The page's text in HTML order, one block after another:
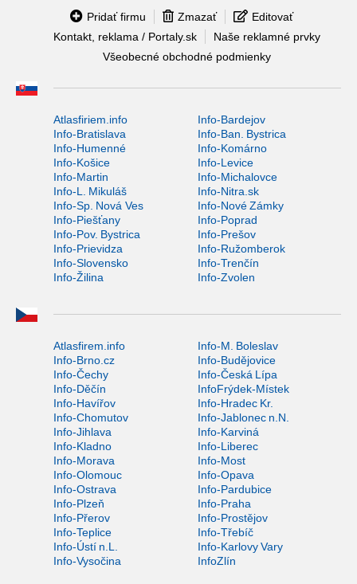
Pridať firmu Zmazať
Editovať
Kontakt, reklama / Portaly.sk
Naše reklamné prvky
Všeobecné obchodné podmienky
Atlasfiriem.info
Info-Bardejov
Info-Bratislava
Info-Ban. Bystrica
Info-Humenné
Info-Komárno
Info-Košice
Info-Levice
Info-Martin
Info-Michalovce
Info-L. Mikuláš
Info-Nitra.sk
Info-Sp. Nová Ves
Info-Nové Zámky
Info-Piešťany
Info-Poprad
Info-Pov. Bystrica
Info-Prešov
Info-Prievidza
Info-Ružomberok
Info-Slovensko
Info-Trenčín
Info-Žilina
Info-Zvolen
Atlasfirem.info
Info-M. Boleslav
Info-Brno.cz
Info-Budějovice
Info-Čechy
Info-Česká Lípa
Info-Děčín
InfoFrýdek-Místek
Info-Havířov
Info-Hradec Kr.
Info-Chomutov
Info-Jablonec n.N.
Info-Jihlava
Info-Karviná
Info-Kladno
Info-Liberec
Info-Morava
Info-Most
Info-Olomouc
Info-Opava
Info-Ostrava
Info-Pardubice
Info-Plzeň
Info-Praha
Info-Přerov
Info-Prostějov
Info-Teplice
Info-Třebíč
Info-Ústí n.L.
Info-Karlovy Vary
Info-Vysočina
InfoZlín